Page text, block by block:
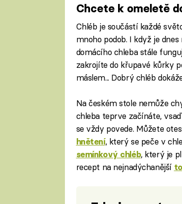
Chcete k omeletě
Chléb je součástí každé
mnoho podob. I když je
domácího chleba stále
zakrojíte do křupavé kůrky
máslem... Dobrý chléb
Na českém stole nemůže
chleba teprve začínáte,
se vždy povede. Můžete
hnětení, který se peče v
semínkový chléb, který je
recept na nejnadýchanější